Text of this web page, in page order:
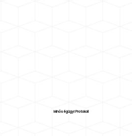
Minőségügyi Protokoll